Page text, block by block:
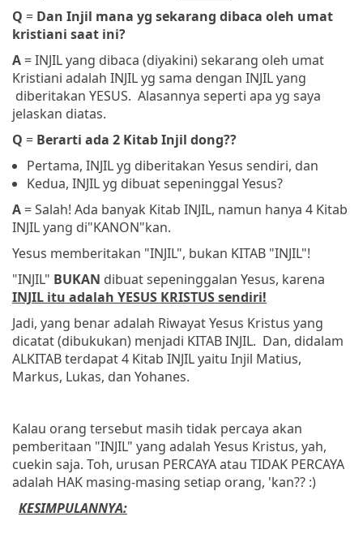
Q = Dan Injil mana yg sekarang dibaca oleh umat
kristiani saat ini?
A = INJIL yang dibaca (diyakini) sekarang oleh umat
Kristiani adalah INJIL yg sama dengan INJIL yang
diberitakan YESUS. Alasannya seperti apa yg saya
jelaskan diatas.
Q = Berarti ada 2 Kitab Injil dong??
Pertama, INJIL yg diberitakan Yesus sendiri, dan
Kedua, INJIL yg dibuat sepeninggal Yesus?
A = Salah! Ada banyak Kitab INJIL, namun hanya 4 Kitab
INJIL yang di"KANON"kan.
Yesus memberitakan "INJIL", bukan KITAB "INJIL"!
"INJIL" BUKAN dibuat sepeninggalan Yesus, karena
INJIL itu adalah YESUS KRISTUS sendiri!
Jadi, yang benar adalah Riwayat Yesus Kristus yang
dicatat (dibukukan) menjadi KITAB INJIL. Dan, didalam
ALKITAB terdapat 4 Kitab INJIL yaitu Injil Matius,
Markus, Lukas, dan Yohanes.
Kalau orang tersebut masih tidak percaya akan
pemberitaan "INJIL" yang adalah Yesus Kristus, yah,
cuekin saja. Toh, urusan PERCAYA atau TIDAK PERCAYA
adalah HAK masing-masing setiap orang, 'kan?? :)
KESIMPULANNYA: